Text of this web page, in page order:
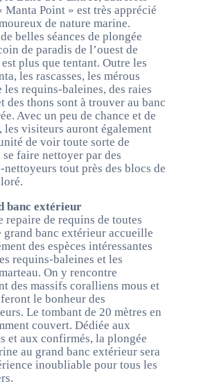
Manta Point » est très apprécié
de nature marine.
belles séances de plongée
de paradis de l’ouest de
plus que tentant. Outre les
les rascasses, les mérous
les requins-baleines, des raies
des thons sont à trouver au banc
Avec un peu de chance et de
les visiteurs auront également
de voir toute sorte de
se faire nettoyer par des
nettoyeurs tout près des blocs de
banc extérieur
repaire de requins de toutes
grand banc extérieur accueille
des espèces intéressantes
requins-baleines et les
On y rencontre
des massifs coralliens mous et
le bonheur des
Le tombant de 20 mètres en
couvert. Dédiée aux
et aux confirmés, la plongée
au grand banc extérieur sera
inoubliable pour tous les